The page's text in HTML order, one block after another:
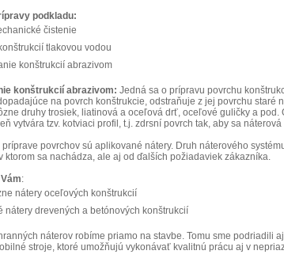
podkladu:
čistenie
tlakovou vodou
konštrukcií abrazivom
konštrukcií abrazivom: Jedná sa o prípravu povrchu
na povrch konštrukcie, odstraňuje z jej povrchu staré
druhy trosiek, liatinová a oceľová drť, oceľové guličky a
vytvára tzv. kotviaci profil, t.j. zdrsní povrch tak, aby sa
príprave povrchov sú aplikované nátery. Druh náterového
ktorom sa nachádza, ale aj od ďalších požiadaviek zákazníka.
:
nátery oceľových konštrukcií
nátery drevených a betónových konštrukcií
náterov robíme priamo na stavbe. Tomu sme podriadili
stroje, ktoré umožňujú vykonávať kvalitnú prácu aj v